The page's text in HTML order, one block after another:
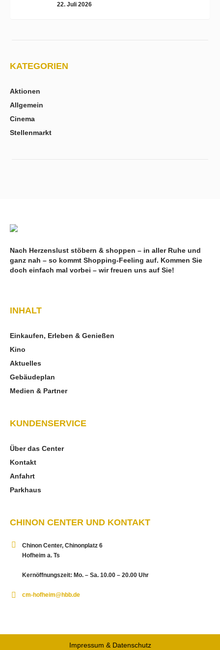
22. Juli 2026
KATEGORIEN
Aktionen
Allgemein
Cinema
Stellenmarkt
Nach Herzenslust stöbern & shoppen – in aller Ruhe und
ganz nah – so kommt Shopping-Feeling auf. Kommen Sie
doch einfach mal vorbei – wir freuen uns auf Sie!
INHALT
Einkaufen, Erleben & Genießen
Kino
Aktuelles
Gebäudeplan
Medien & Partner
KUNDENSERVICE
Über das Center
Kontakt
Anfahrt
Parkhaus
CHINON CENTER UND KONTAKT
Chinon Center, Chinonplatz 6
Hofheim a. Ts
Kernöffnungszeit: Mo. – Sa. 10.00 – 20.00 Uhr
cm-hofheim@hbb.de
Impressum & Datenschutz